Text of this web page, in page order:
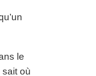
le
où